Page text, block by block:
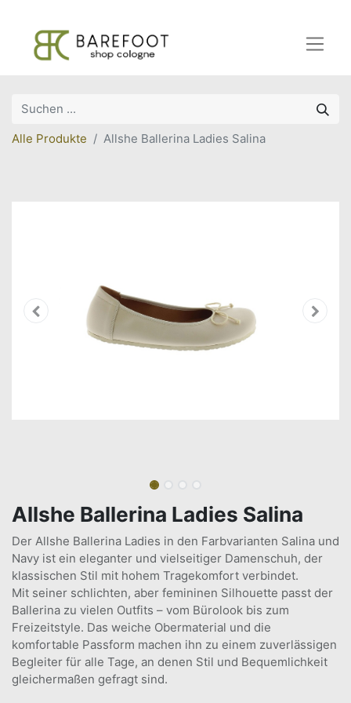
Alle Produkte Allshe Ballerina Ladies Salina
Allshe Ballerina Ladies Salina
Der Allshe Ballerina Ladies in den Farbvarianten Salina und
Navy ist ein eleganter und vielseitiger Damenschuh, der
klassischen Stil mit hohem Tragekomfort verbindet.
Mit seiner schlichten, aber femininen Silhouette passt der
Ballerina zu vielen Outfits – vom Bürolook bis zum
Freizeitstyle. Das weiche Obermaterial und die
komfortable Passform machen ihn zu einem zuverlässigen
Begleiter für alle Tage, an denen Stil und Bequemlichkeit
gleichermaßen gefragt sind.